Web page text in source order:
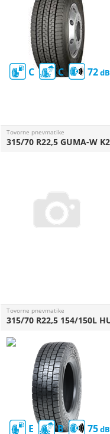
C C 72
Tovorne pnevmatike
315/70 R22,5 GUMA-W
Tovorne pnevmatike
E B 75
315/70 R22,5 154/150L